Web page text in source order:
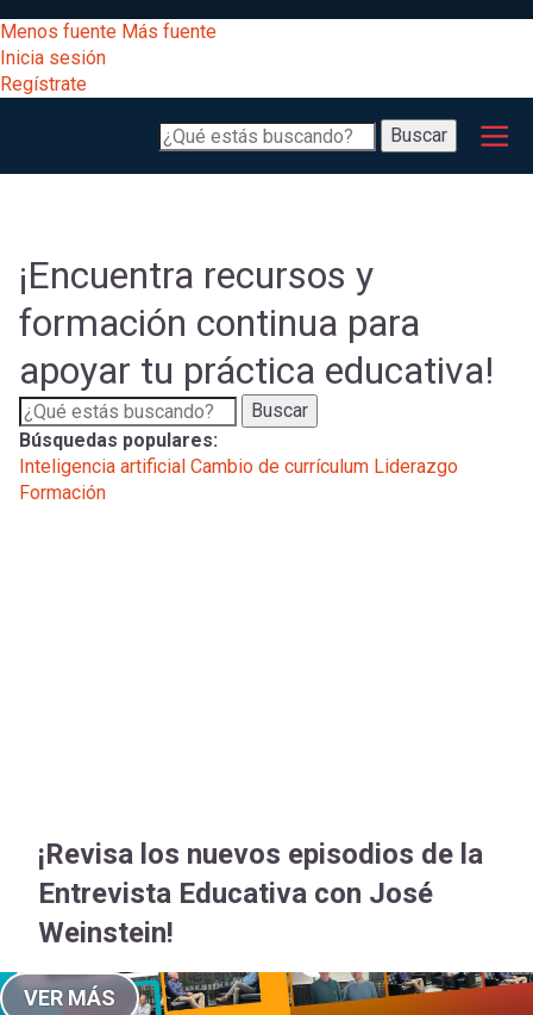
al
contenido
principal
[Educarchile
Escritorio]
Menú
entrar
a
mi
Menos fuente Más fuente
Inicia sesión
Regístrate
Buscar
Buscar
Menú
principal
Desarrollo
Expand
Expand
Comunidad
Exploración
Expand
[Educarchile
mi
cuenta
Inicia
sesión
¡Encuentra recursos y
formación continua para
apoyar tu práctica educativa!
Buscar
Búsquedas populares:
Inteligencia artificial Cambio de currículum Liderazgo
Formación
¡Revisa los nuevos episodios de la
Entrevista Educativa con José
Weinstein!
VER MÁS
registrarte.
Inicia sesión.